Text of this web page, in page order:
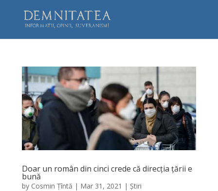
Doar un român din cinci crede că direcția țării e
bună
by Cosmin Țîntă | Mar 31, 2021 | Știri